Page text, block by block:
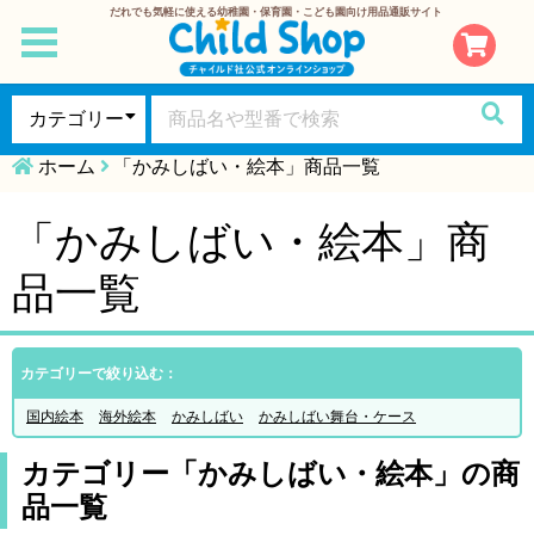
だれでも気軽に使える幼稚園・保育園・こども園向け用品通販サイト
toggle
navigation
ホーム 「かみしばい・絵本」商品一覧
「かみしばい・絵本」商
品一覧
カテゴリーで絞り込む：
国内絵本 海外絵本 かみしばい かみしばい舞台・ケース
カテゴリー「かみしばい・絵本」の商
品一覧